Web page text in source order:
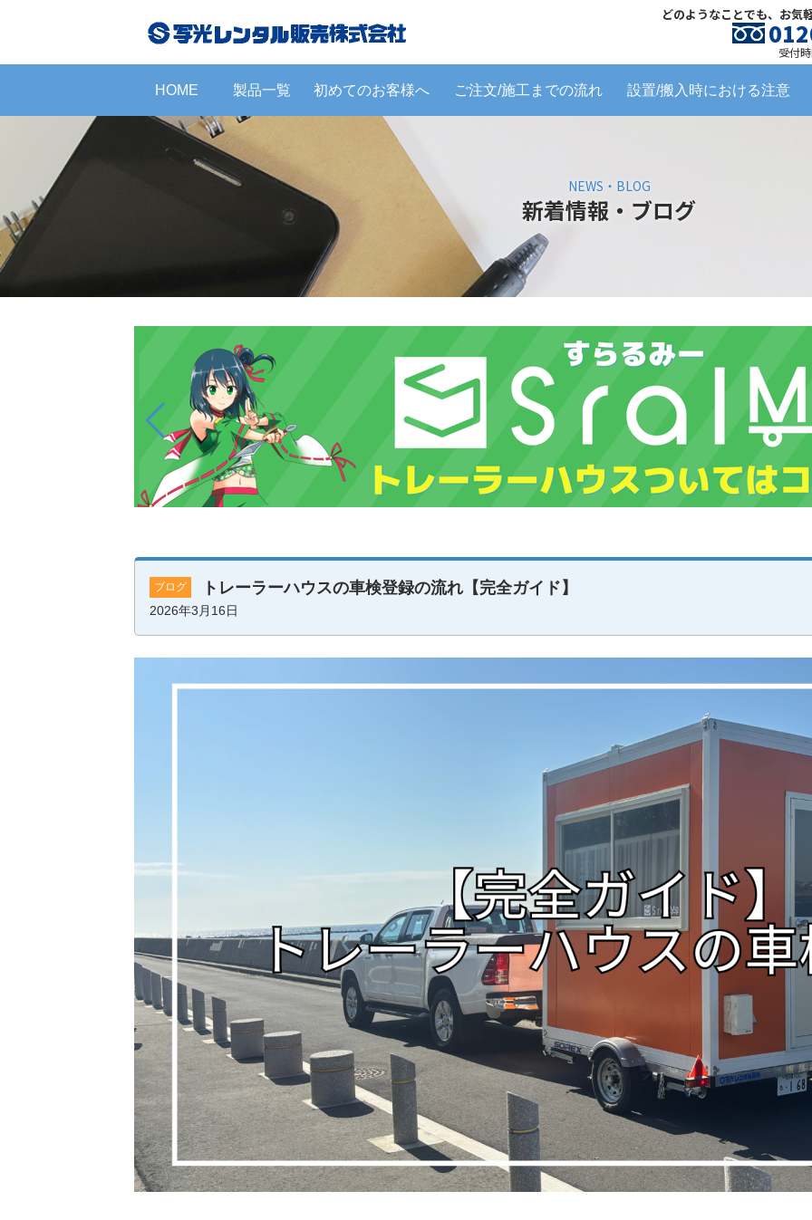
どのようなことでも、お気
受付
HOME 製品一覧 初めてのお客様へ ご注文/施工までの流れ 設置/搬入時における注意
NEWS・BLOG
新着情報・ブログ
ブログ トレーラーハウスの車検登録の流れ【完全ガイド】
2026年3月16日